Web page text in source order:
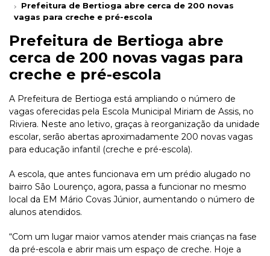
Prefeitura de Bertioga abre cerca de 200 novas
vagas para creche e pré-escola
Prefeitura de Bertioga abre
cerca de 200 novas vagas para
creche e pré-escola
A Prefeitura de Bertioga está ampliando o número de
vagas oferecidas pela Escola Municipal Miriam de Assis, no
Riviera. Neste ano letivo, graças à reorganização da unidade
escolar, serão abertas aproximadamente 200 novas vagas
para educação infantil (creche e pré-escola).
A escola, que antes funcionava em um prédio alugado no
bairro São Lourenço, agora, passa a funcionar no mesmo
local da EM Mário Covas Júnior, aumentando o número de
alunos atendidos.
“Com um lugar maior vamos atender mais crianças na fase
da pré-escola e abrir mais um espaço de creche. Hoje a